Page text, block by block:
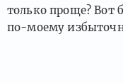
только проще? Вот
по-моему